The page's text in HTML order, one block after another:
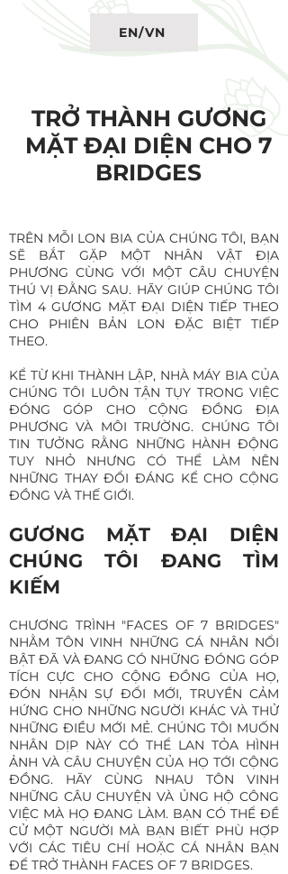
EN/VN
TRỞ THÀNH GƯƠNG
MẶT ĐẠI DIỆN CHO 7
BRIDGES
TRÊN MỖI LON BIA CỦA CHÚNG TÔI, BẠN
SẼ BẮT GẶP MỘT NHÂN VẬT ĐỊA
PHƯƠNG CÙNG VỚI MỘT CÂU CHUYỆN
THÚ VỊ ĐẰNG SAU. HÃY GIÚP CHÚNG TÔI
TÌM 4 GƯƠNG MẶT ĐẠI DIỆN TIẾP THEO
CHO PHIÊN BẢN LON ĐẶC BIỆT TIẾP
THEO.
KỂ TỪ KHI THÀNH LẬP, NHÀ MÁY BIA CỦA
CHÚNG TÔI LUÔN TẬN TỤY TRONG VIỆC
ĐÓNG GÓP CHO CỘNG ĐỒNG ĐỊA
PHƯƠNG VÀ MÔI TRƯỜNG. CHÚNG TÔI
TIN TƯỞNG RẰNG NHỮNG HÀNH ĐỘNG
TUY NHỎ NHƯNG CÓ THỂ LÀM NÊN
NHỮNG THAY ĐỔI ĐÁNG KỂ CHO CỘNG
ĐỒNG VÀ THẾ GIỚI.
GƯƠNG MẶT ĐẠI DIỆN
CHÚNG TÔI ĐANG TÌM
KIẾM
CHƯƠNG TRÌNH "FACES OF 7 BRIDGES"
NHẰM TÔN VINH NHỮNG CÁ NHÂN NỔI
BẬT ĐÃ VÀ ĐANG CÓ NHỮNG ĐÓNG GÓP
TÍCH CỰC CHO CỘNG ĐỒNG CỦA HỌ,
ĐÓN NHẬN SỰ ĐỔI MỚI, TRUYỀN CẢM
HỨNG CHO NHỮNG NGƯỜI KHÁC VÀ THỬ
NHỮNG ĐIỀU MỚI MẺ. CHÚNG TÔI MUỐN
NHÂN DỊP NÀY CÓ THỂ LAN TỎA HÌNH
ẢNH VÀ CÂU CHUYỆN CỦA HỌ TỚI CỘNG
ĐỒNG. HÃY CÙNG NHAU TÔN VINH
NHỮNG CÂU CHUYỆN VÀ ỦNG HỘ CÔNG
VIỆC MÀ HỌ ĐANG LÀM. BẠN CÓ THỂ ĐỀ
CỬ MỘT NGƯỜI MÀ BẠN BIẾT PHÙ HỢP
VỚI CÁC TIÊU CHÍ HOẶC CÁ NHÂN BẠN
ĐỂ TRỞ THÀNH FACES OF 7 BRIDGES.